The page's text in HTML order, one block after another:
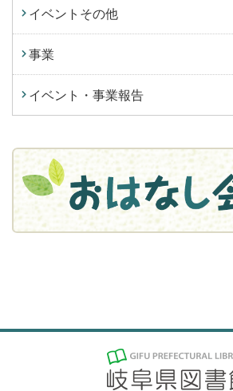
イベントその他
事業
イベント・事業報告